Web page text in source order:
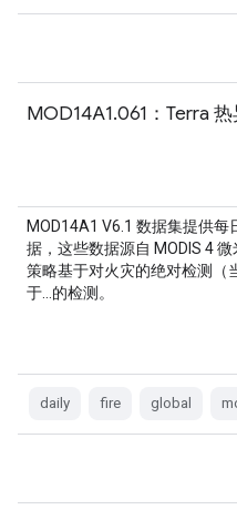
MOD14A1.061：Terra
MOD14A1 V6.1 数据集提供
据，这些数据源自 MODIS 4
策略基于对火灾的绝对检测（
于…的检测。
daily fire global